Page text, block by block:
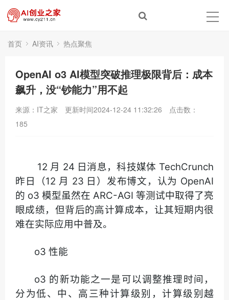
首页 AI资讯 热点聚焦
OpenAI o3 AI模型突破推理极限背后：成本
飙升，没“钞能力”用不起
来源：IT之家 更新时间2024-12-24 11:32:26
点击数：
185
12 月 24 日消息，科技媒体 TechCrunch
昨日（12 月 23 日）发布博文，认为 OpenAI
的 o3 模型虽然在 ARC-AGI 等测试中取得了亮
眼成绩，但背后的高计算成本，让其短期内很
难在实际应用中普及。
o3 性能
o3 的新功能之一是可以调整推理时间，
分为低、中、高三种计算级别，计算级别越